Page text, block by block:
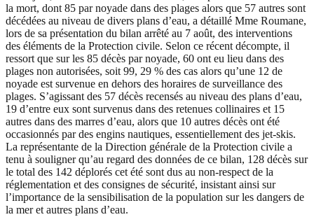
la mort, dont 85 par noyade dans des plages alors que 57 autres sont
décédées au niveau de divers plans d’eau, a détaillé Mme Roumane,
lors de sa présentation du bilan arrêté au 7 août, des interventions
des éléments de la Protection civile. Selon ce récent décompte, il
ressort que sur les 85 décès par noyade, 60 ont eu lieu dans des
plages non autorisées, soit 99, 29 % des cas alors qu’une 12 de
noyade est survenue en dehors des horaires de surveillance des
plages. S’agissant des 57 décès recensés au niveau des plans d’eau,
19 d’entre eux sont survenus dans des retenues collinaires et 15
autres dans des marres d’eau, alors que 10 autres décès ont été
occasionnés par des engins nautiques, essentiellement des jet-skis.
La représentante de la Direction générale de la Protection civile a
tenu à souligner qu’au regard des données de ce bilan, 128 décès sur
le total des 142 déplorés cet été sont dus au non-respect de la
réglementation et des consignes de sécurité, insistant ainsi sur
l’importance de la sensibilisation de la population sur les dangers de
la mer et autres plans d’eau.